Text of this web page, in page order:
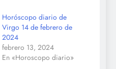
Horóscopo diario de
Virgo 14 de febrero de
2024
febrero 13, 2024
En «Horoscopo diario»